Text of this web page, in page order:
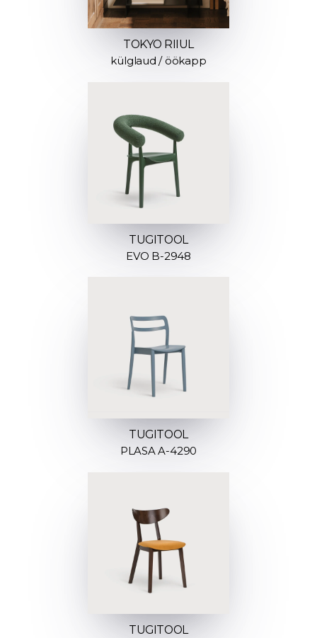
TOKYO RIIUL
külglaud / öökapp
TUGITOOL
EVO B-2948
TUGITOOL
PLASA A-4290
TUGITOOL